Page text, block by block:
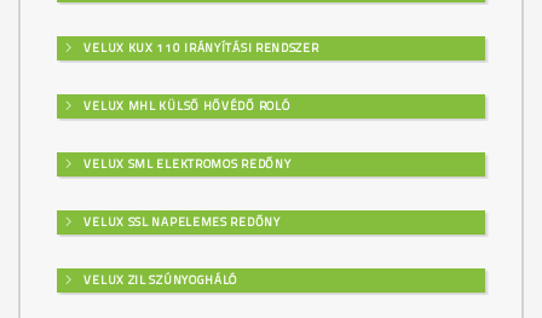
VELUX KUX 110 IRÁNYÍTÁSI RENDSZER
VELUX MHL KÜLSŐ HŐVÉDŐ ROLÓ
VELUX SML ELEKTROMOS REDŐNY
VELUX SSL NAPELEMES REDŐNY
VELUX ZIL SZÚNYOGHÁLÓ